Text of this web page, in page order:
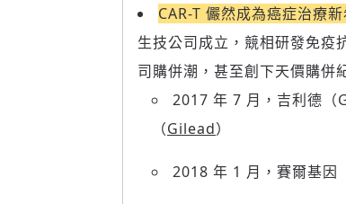
CAR-T 儼然成為癌症治療
生技公司成立，競相研發免疫
司購併潮，甚至創下天價購併
2017 年 7 月，吉利德（
（Gilead）
2018 年 1 月，賽爾基因